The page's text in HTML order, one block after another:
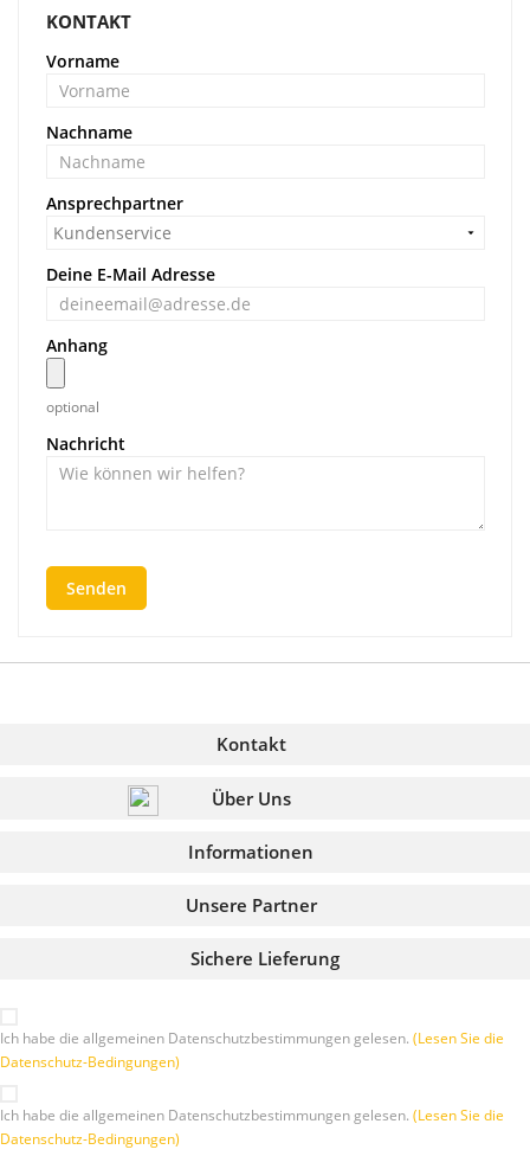
KONTAKT
Vorname
Nachname
Ansprechpartner
Deine E-Mail Adresse
Anhang
optional
Nachricht
Kontakt
Über Uns
Informationen
Sichere Lieferung
Unsere Partner
Ich habe die allgemeinen Datenschutzbestimmungen gelesen. (Lesen Sie die
Datenschutz-Bedingungen)
Ich habe die allgemeinen Datenschutzbestimmungen gelesen. (Lesen Sie die
Datenschutz-Bedingungen)